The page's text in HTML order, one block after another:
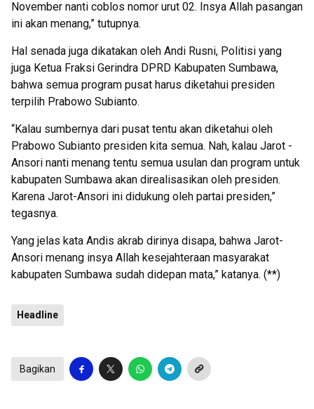
November nanti coblos nomor urut 02. Insya Allah pasangan
ini akan menang,” tutupnya.
Hal senada juga dikatakan oleh Andi Rusni, Politisi yang
juga Ketua Fraksi Gerindra DPRD Kabupaten Sumbawa,
bahwa semua program pusat harus diketahui presiden
terpilih Prabowo Subianto.
“Kalau sumbernya dari pusat tentu akan diketahui oleh
Prabowo Subianto presiden kita semua. Nah, kalau Jarot -
Ansori nanti menang tentu semua usulan dan program untuk
kabupaten Sumbawa akan direalisasikan oleh presiden.
Karena Jarot-Ansori ini didukung oleh partai presiden,”
tegasnya.
Yang jelas kata Andis akrab dirinya disapa, bahwa Jarot-
Ansori menang insya Allah kesejahteraan masyarakat
kabupaten Sumbawa sudah didepan mata,” katanya. (**)
Headline
Bagikan